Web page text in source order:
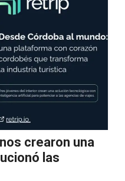
crearon una
las